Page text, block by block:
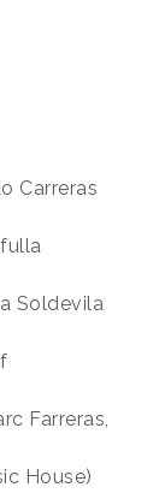
Carreras
Soldevila
Farreras,
House)